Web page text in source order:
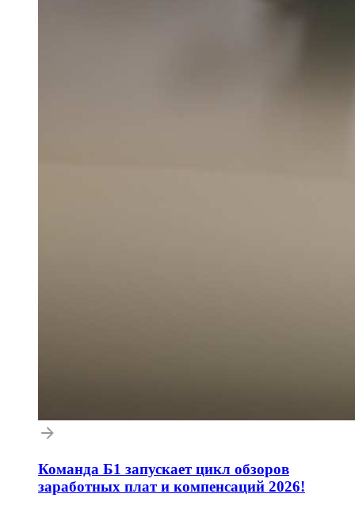
Команда Б1 запускает цикл обзоров
заработных плат и компенсаций 2026!